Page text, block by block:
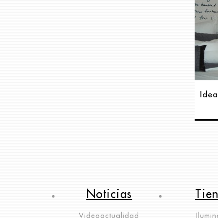
Noticias
Videoactualidad